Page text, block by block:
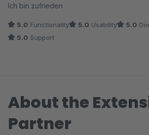
Ich bin zufrieden
5.0 Functionality 5.0 Usability 5.0
5.0 Support
About the
Partner